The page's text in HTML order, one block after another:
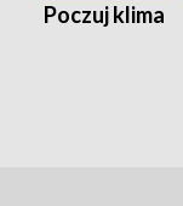
Poczuj klimat